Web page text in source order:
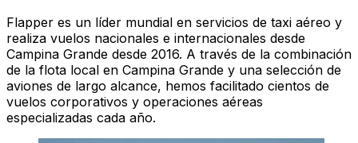
Flapper es un líder mundial en servicios de taxi aéreo y
realiza vuelos nacionales e internacionales desde
Campina Grande desde 2016. A través de la combinación
de la flota local en Campina Grande y una selección de
aviones de largo alcance, hemos facilitado cientos de
vuelos corporativos y operaciones aéreas
especializadas cada año.